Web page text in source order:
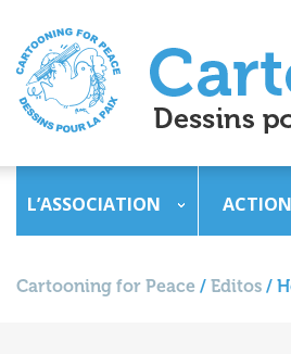
L’ASSOCIATION
Cartooning for Peace / Editos /